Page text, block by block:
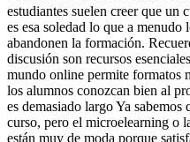
estudiantes suelen creer que un
es esa soledad lo que a menudo
abandonen la formación.
discusión son recursos
mundo online permite formatos
los alumnos conozcan bien al
es demasiado largo Ya
curso, pero el microelearning o
están muy de moda porque